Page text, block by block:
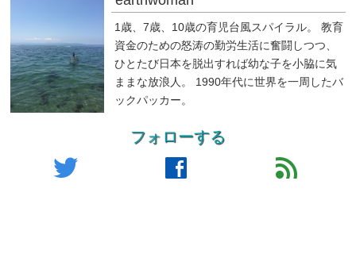
1歳、7歳、10歳の育児台風スパイラル。 教育
資金のための怒涛の勤労生活に奮闘しつつ、
ひとたび日本を脱出すれば幼な子を小脇に気
ままな放浪人。 1990年代に世界を一周したバ
ックパッカー。
フォローする
twitter facebook feed